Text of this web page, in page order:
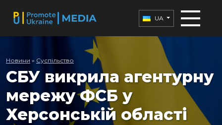
UA
Новини » Суспільство
СБУ викрила агентурну
мережу ФСБ у
Херсонській області